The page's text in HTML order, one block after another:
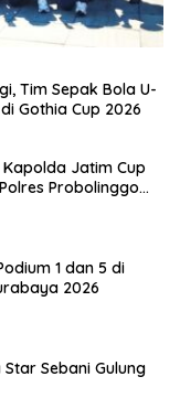
Tim Sepak Bola U-
Gothia Cup 2026
Jatim Cup
Probolinggo
1 dan 5 di
2026
Sebani Gulung